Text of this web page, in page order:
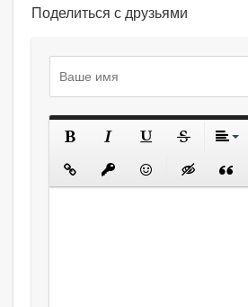
Поделиться с друзьями